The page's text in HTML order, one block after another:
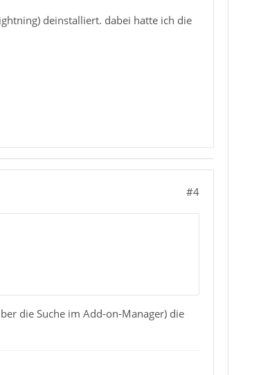
deinstalliert. dabei hatte ich die
#4
die Suche im Add-on-Manager) die